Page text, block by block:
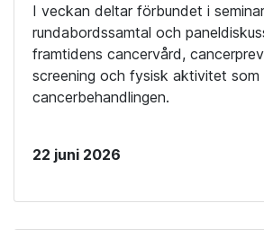
I veckan deltar förbundet i
rundabordssamtal och
framtidens cancervård,
screening och fysisk aktivitet som
cancerbehandlingen.
22 juni 2026